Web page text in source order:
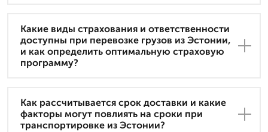
Какие виды страхования и ответственности
доступны при перевозке грузов из Эстонии,
и как определить оптимальную страховую
программу?
Как рассчитывается срок доставки и какие
факторы могут повлиять на сроки при
транспортировке из Эстонии?